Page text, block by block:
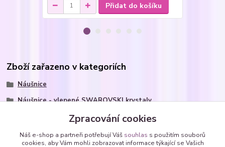
Přidat do košíku
Zboží zařazeno v kategoriích
Náušnice
Náušnice - vlepené SWAROVSKI krystaly
Náušnice z chirurgické oceli
kolečka - kulaté Rivoli
Zpracování cookies
Náš e-shop a partneři potřebují Váš souhlas s použitím souborů
cookies, aby Vám mohli zobrazovat informace týkající se Vašich